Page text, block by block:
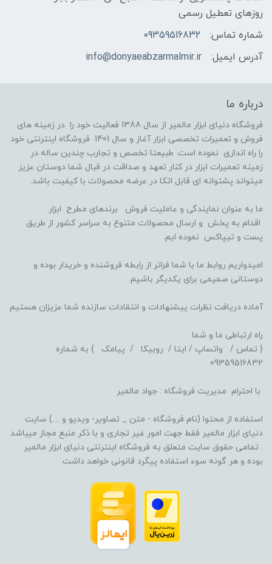
روزهای تعطیل رسمی
شماره تماس:
09359516832
آدرس ایمیل:
info@donyaeabzarmalmir.ir
درباره ما
فروشگاه دنیای ابزار مالمیر از سال 1388 فعالیت خود را در زمینه های
فروش و تعمیرات تخصصی ابزار آغاز و سال 1401 فروشگاه اینترنتی خود
را راه اندازی نموده است. طبیعتا تخصص و تجارب چندین ساله در
زمینه تعمیرات ابزار در کنار تعهد و صداقت در قبال شما دوستان عزیز
میتواند پشتوانه ای قابل اتکا در عرضه محصولات با کیفیت باشد.
ما به عنوان نمایندگی و عاملیت فروش برندهای مطرح ابزار
اقدام به پخش و ارسال محصولات متنوع به سراسر کشور از طریق
پست و تیپاکس نموده ایم.
امیدواریم روابط ما با شما فراتر از رابطه فروشنده و خریدار بوده و
دوستانی صمیمی برای یکدیگر باشیم.
آماده دریافت نظرات پیشنهادات و انتقادات سازنده شما عزیزان هستیم
.
راه ارتباطی ما و شما
{ تماس / واتساپ / ایتا / روبیکا / پیامک } به شماره
09359516832
با احترام مدیریت فروشگاه : جواد مالمیر
استفاده از محتوا (نام فروشگاه - متن _ تصاویر- ویدیو و ....) سایت
دنیای ابزار مالمیر فقط جهت امور غیر تجاری و با ذکر منبع مجاز میباشد
. تمامی حقوق سایت متعلق به فروشگاه اینترنتی دنیای ابزار مالمیر
بوده و هر گونه سوء استفاده پیگرد قانونی خواهد داشت.